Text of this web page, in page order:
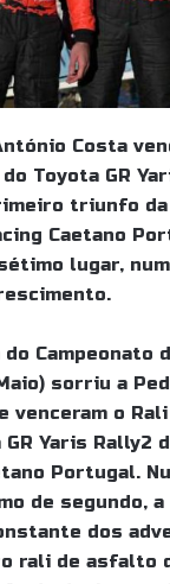
Costa
Toyota GR
triunfo da
Caetano
lugar,
Campeonato
sorriu a
venceram o
Yaris Rally2
Portugal.
de segundo,
dos
rali de asfalto